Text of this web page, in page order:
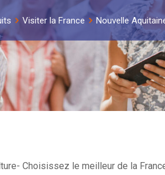
Visiter la France Nouvelle
Choisissez le meilleur de la